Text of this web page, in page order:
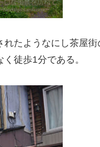
たようなにし茶屋街
徒歩1分である。